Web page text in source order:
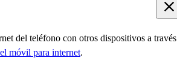
del teléfono con otros dispositivos a través
móvil para internet.